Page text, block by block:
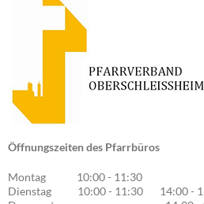
Öffnungszeiten des Pfarrbüros
Montag 10:00 - 11:30
Dienstag 10:00 - 11:30 14:00 -